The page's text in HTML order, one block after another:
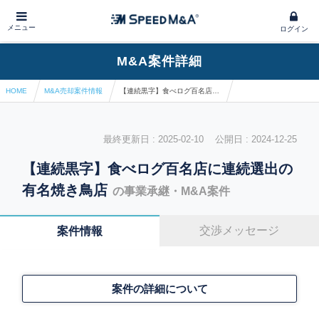
メニュー ログイン
M&A案件詳細
HOME M&A売却案件情報
最終更新日 : 2025-02-10 公開日 : 2024-12-25
【連続黒字】食べログ百名店に連続選出の
有名焼き鳥店 の事業承継・M&A案件
案件情報 交渉メッセージ
案件の詳細について